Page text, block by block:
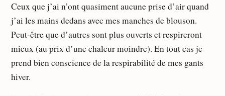
Ceux que j’ai n’ont quasiment aucune prise d’air quand
j’ai les mains dedans avec mes manches de blouson.
Peut-être que d’autres sont plus ouverts et respireront
mieux (au prix d’une chaleur moindre). En tout cas je
prend bien conscience de la respirabilité de mes gants
hiver.